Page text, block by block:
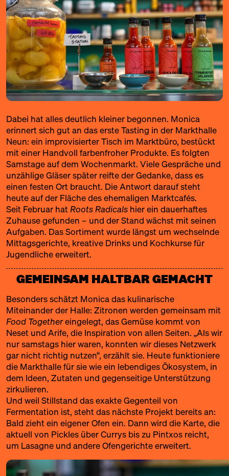
Dabei hat alles deutlich kleiner begonnen. Monica
erinnert sich gut an das erste Tasting in der Markthalle
Neun: ein improvisierter Tisch im Marktbüro, bestückt
mit einer Handvoll farbenfroher Produkte. Es folgten
Samstage auf dem Wochenmarkt. Viele Gespräche und
unzählige Gläser später reifte der Gedanke, dass es
einen festen Ort braucht. Die Antwort darauf steht
heute auf der Fläche des ehemaligen Marktcafés.
Seit Februar hatRoots Radicals hier ein dauerhaftes
Zuhause gefunden – und der Stand wächst mit seinen
Aufgaben. Das Sortiment wurde längst um wechselnde
Mittagsgerichte, kreative Drinks und Kochkurse für
Jugendliche erweitert.
GEMEINSAM HALTBAR GEMACHT
Besonders schätzt Monica das kulinarische
Miteinander der Halle: Zitronen werden gemeinsam mit
Food Togethereingelegt, das Gemüse kommt von
Neset und Arife, die Inspiration von allen Seiten. „Als wir
nur samstags hier waren, konnten wir dieses Netzwerk
gar nicht richtig nutzen“, erzählt sie. Heute funktioniere
die Markthalle für sie wie ein lebendiges Ökosystem, in
dem Ideen, Zutaten und gegenseitige Unterstützung
zirkulieren.
Und weil Stillstand das exakte Gegenteil von
Fermentation ist, steht das nächste Projekt bereits an:
Bald zieht ein eigener Ofen ein. Dann wird die Karte, die
aktuell von Pickles über Currys bis zu Pintxos reicht,
um Lasagne und andere Ofengerichte erweitert.